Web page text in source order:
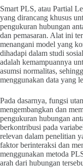
Smart PLS, atau Partial
yang dirancang khusus
pengukuran hubungan
dan pemasaran. Alat ini
menangani model yang
dihadapi dalam studi
adalah kemampuannya
asumsi normalitas,
menggunakan data yang
Pada dasarnya, fungsi
mengembangkan dan
pengukuran hubungan
berkontribusi pada
relevan dalam penelitian
faktor berinteraksi dan
menggunakan metoda
arah dari hubungan